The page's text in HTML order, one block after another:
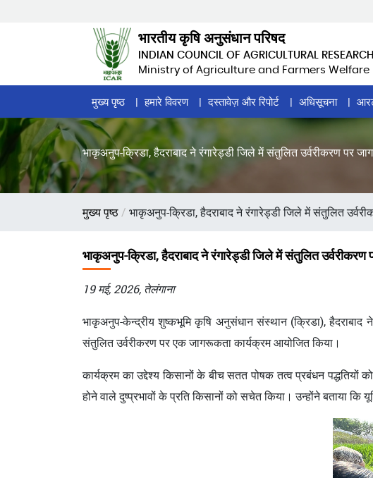
भारतीय कृषि अनुसंधान परिषद
INDIAN COUNCIL OF AGRICULTURAL RESEARCH
Ministry of Agriculture and Farmers Welfare
Home
Page
Menu
मुख्य पृष्ठ हमारे विवरण दस्तावेज़ और रिपोर्ट अधिसूचना
भाकृअनुप-क्रिडा, हैदराबाद ने रंगारेड्डी जिले में संतुलित उर्वरीकरण पर
पग
मुख्य पृष्ठ भाकृअनुप-क्रिडा, हैदराबाद ने रंगारेड्डी जिले में संतुलित
भाकृअनुप-क्रिडा, हैदराबाद ने रंगारेड्डी जिले में संतुलित
19 मई, 2026, तेलंगाना
भाकृअनुप-केन्द्रीय शुष्कभूमि कृषि अनुसंधान संस्थान (क्रिडा), हैदराबाद
संतुलित उर्वरीकरण पर एक जागरूकता कार्यक्रम आयोजित किया।
कार्यक्रम का उद्देश्य किसानों के बीच सतत पोषक तत्व प्रबंधन पद्धतियों
होने वाले दुष्प्रभावों के प्रति किसानों को सचेत किया। उन्होंने बताया